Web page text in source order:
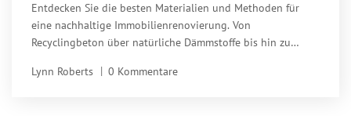
Entdecken Sie die besten Materialien und Methoden für
eine nachhaltige Immobilienrenovierung. Von
Recyclingbeton über natürliche Dämmstoffe bis hin zu
und wirtschaftlich.
Lynn Roberts 0 Kommentare